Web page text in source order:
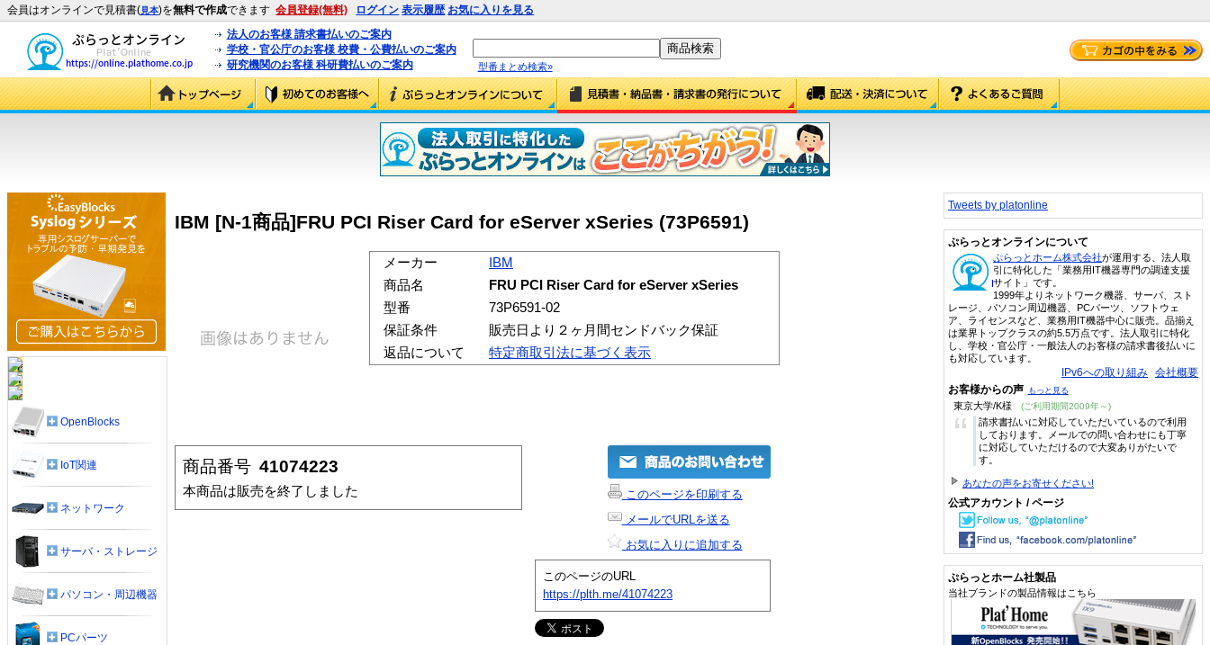
会員はオンラインで見積書(見本)を無料で作成できます 会員登録(無料) ログイン 表示履歴 お気に入りを見る
法人のお客様 請求書払いのご案内
学校・官公庁のお客様 校費・公費払いのご案内
研究機関のお客様 科研費払いのご案内
型番まとめ検索»
IBM [N-1商品]FRU PCI Riser Card for eServer xSeries (73P6591)
メーカー
IBM
商品名
FRU PCI Riser Card for eServer xSeries
型番
73P6591-02
保証条件
販売日より２ヶ月間センドバック保証
返品について
特定商取引法に基づく表示
商品番号 41074223
本商品は販売を終了しました
このページを印刷する
メールでURLを送る
お気に入りに追加する
このページのURL
https://plth.me/41074223
OpenBlocks
IoT関連
ネットワーク
サーバ・ストレージ
パソコン・周辺機器
PCパーツ
Tweets by platonline
ぷらっとオンラインについて
ぷらっとホーム株式会社が運用する、法人取
引に特化した「業務用IT機器専門の調達支援
サイト」です。
1999年よりネットワーク機器、サーバ、スト
レージ、パソコン周辺機器、PCパーツ、ソフトウェ
ア、ライセンスなど、業務用IT機器中心に販売。品揃え
は業界トップクラスの約5.5万点です。法人取引に特化
し、学校・官公庁・一般法人のお客様の請求書後払いに
も対応しています。
IPv6への取り組み 会社概要
お客様からの声 もっと見る
東京大学/K様 (ご利用期間2009年～)
“
請求書払いに対応していただいているので利用
しております。メールでの問い合わせにも丁寧
に対応していただけるので大変ありがたいで
す。
あなたの声をお寄せください!
公式アカウント / ページ
ぷらっとホーム社製品
当社ブランドの製品情報はこちら